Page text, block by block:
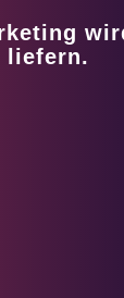
liefern.